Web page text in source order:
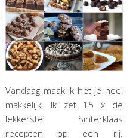
Vandaag maak ik het je heel
makkelijk. Ik zet 15 x de
lekkerste Sinterklaas
recepten op een rij.